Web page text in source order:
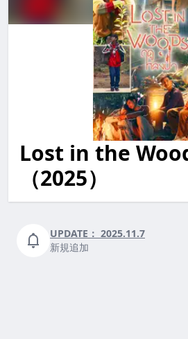
Lost in the
（2025）
lost in the woods
UPDATE： 2025.11.7
新規追加